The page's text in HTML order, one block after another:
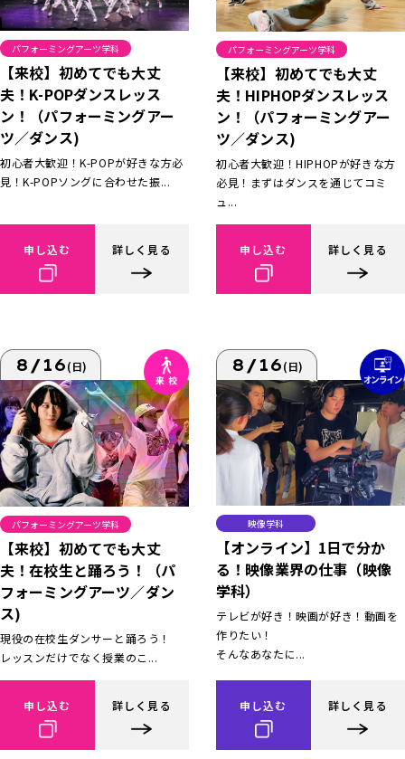
パフォーミングアーツ学科
【来校】初めてでも大丈
夫！K-POPダンスレッス
ン！（パフォーミングアー
ツ／ダンス)
初心者大歓迎！K-POPが好きな方必
見！K-POPソングに合わせた振...
申し込む 詳しく見る
パフォーミングアーツ学科
【来校】初めてでも大丈
夫！HIPHOPダンスレッス
ン！（パフォーミングアー
ツ／ダンス)
初心者大歓迎！HIPHOPが好きな方
必見！まずはダンスを通じてコミ
ュ...
申し込む 詳しく見る
8/16(日)
パフォーミングアーツ学科
【来校】初めてでも大丈
夫！在校生と踊ろう！（パ
フォーミングアーツ／ダン
ス)
現役の在校生ダンサーと踊ろう！
レッスンだけでなく授業のこ...
申し込む 詳しく見る
8/16(日)
映像学科
【オンライン】1日で分か
る！映像業界の仕事（映像
学科）
テレビが好き！映画が好き！動画を
作りたい！
そんなあなたに...
申し込む 詳しく見る